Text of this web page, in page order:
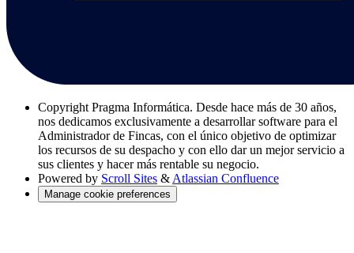
Copyright Pragma Informática. Desde hace más de 30 años,
nos dedicamos exclusivamente a desarrollar software para el
Administrador de Fincas, con el único objetivo de optimizar
los recursos de su despacho y con ello dar un mejor servicio a
sus clientes y hacer más rentable su negocio.
Powered by Scroll Sites &Atlassian Confluence
Manage cookie preferences